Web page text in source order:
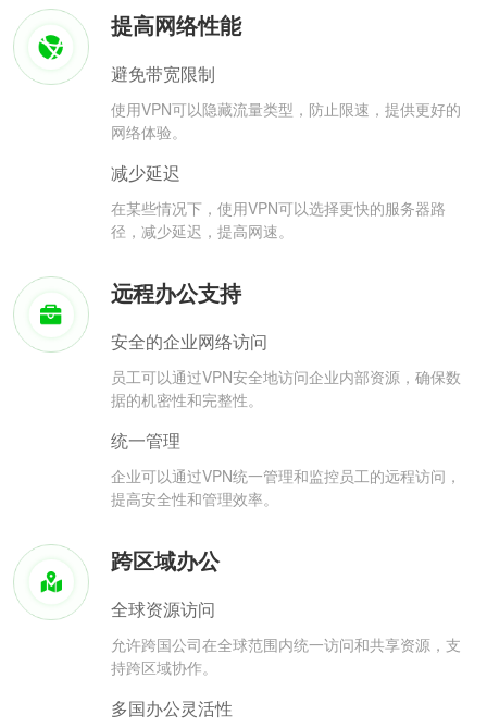
提高网络性能
避免带宽限制
使用VPN可以隐藏流量类型，防止限速，提供更好的
网络体验。
减少延迟
在某些情况下，使用VPN可以选择更快的服务器路
径，减少延迟，提高网速。
远程办公支持
安全的企业网络访问
员工可以通过VPN安全地访问企业内部资源，确保数
据的机密性和完整性。
统一管理
企业可以通过VPN统一管理和监控员工的远程访问，
提高安全性和管理效率。
跨区域办公
全球资源访问
允许跨国公司在全球范围内统一访问和共享资源，支
持跨区域协作。
多国办公灵活性